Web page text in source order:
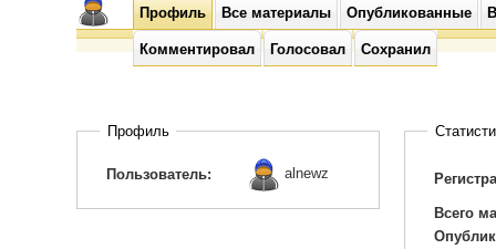
Профиль Все материалы Опубликованные
Комментировал Голосовал Сохранил
Профиль
Пользователь: alnewz
Всего